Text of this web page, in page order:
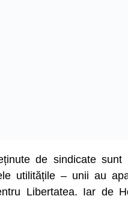
de sindicate
utilitățile – unii au
Libertatea. Iar de